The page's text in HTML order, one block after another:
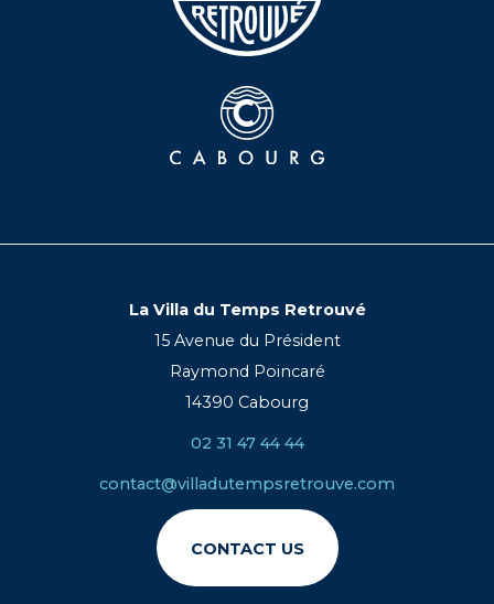
La Villa du Temps Retrouvé
15 Avenue du Président
Raymond Poincaré
14390 Cabourg
02 31 47 44 44
contact@villadutempsretrouve.com
CONTACT US